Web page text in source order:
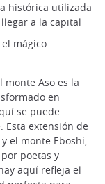
histórica utilizada
a la capital
mágico
monte Aso es la
en
se puede
Esta extensión de
el monte Eboshi,
poetas y
aquí refleja el